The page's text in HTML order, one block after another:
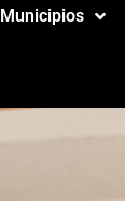
Municipios